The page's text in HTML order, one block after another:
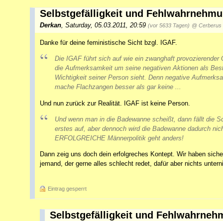
Selbstgefälligkeit und
Derkan, Saturday, 05.03.2011, 20:59 (vor 5633 Tagen) @ Cerberus
Danke für deine feministische Sicht bzgl. IGAF.
Die IGAF führt sich auf wie ein zwanghaft provozierender
die Aufmerksamkeit um seine negativen Aktionen als
Wichtigkeit seiner Person sieht. Denn negative
mache Flachzangen besser als gar keine ...
Und nun zurück zur Realität. IGAF ist keine Person.
Und wenn man in die Badewanne scheißt, dann fällt die
erstes auf, aber dennoch wird die Badewanne dadurch
ERFOLGREICHE Männerpolitik geht anders!
Dann zeig uns doch dein erfolgreches Kontept. Wir haben
jemand, der gerne alles schlecht redet, dafür aber nichts
Eintrag gesperrt
Selbstgefälligkeit und